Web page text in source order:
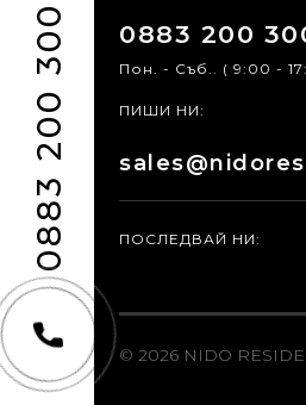
0883 200 300 0883 200
Пон. - Съб.. ( 9:00 -
ПИШИ НИ:
ПОСЛЕДВАЙ НИ:
© 2026 NIDO